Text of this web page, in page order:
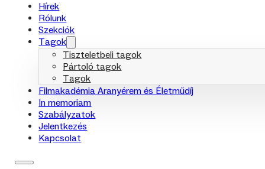
Hírek
Rólunk
Szekciók
Tagok
Tiszteletbeli tagok
Pártoló tagok
Tagok
Filmakadémia Aranyérem és Életműdíj
In memoriam
Szabályzatok
Jelentkezés
Kapcsolat